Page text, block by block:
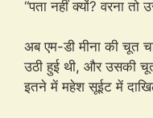
“पता नहीं क्यों? वरना
अब एम-डी मीना की चूत
उठी हुई थी, और उसकी
इतने में महेश सूईट में